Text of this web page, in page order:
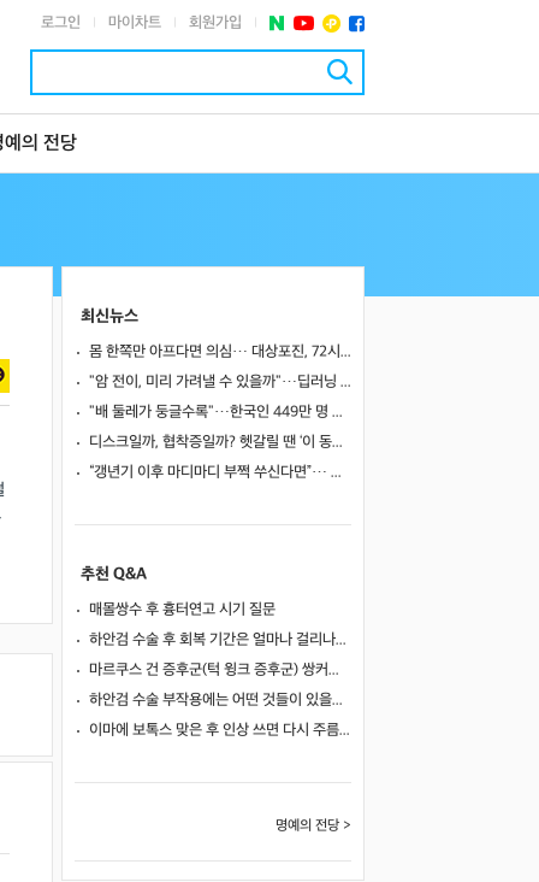
로그인 마이차트 회원가입
예의 전당
최신뉴스
몸 한쪽만 아프다면 의심… 대상포진, 72시간이 중요한 이유
"암 전이, 미리 가려낼 수 있을까"…딥러닝 도구로 유방암 전이 예측 바이오마커 찾았다
"배 둘레가 둥글수록"…한국인 449만 명 추적했더니 대장암 위험 최대 10% 이상 높았다
디스크일까, 협착증일까? 헷갈릴 땐 ‘이 동작’ 해보세요
“갱년기 이후 마디마디 부쩍 쑤신다면”… 퇴행성 관절염의 신호와 관리법
추천 Q&A
매몰쌍수 후 흉터연고 시기 질문
하안검 수술 후 회복 기간은 얼마나 걸리나요?
마르쿠스 건 증후군(턱 윙크 증후군) 쌍커풀 수술 가능 여부
하안검 수술 부작용에는 어떤 것들이 있을까요?
이마에 보톡스 맞은 후 인상 쓰면 다시 주름이 생길까요?
명예의 전당 >